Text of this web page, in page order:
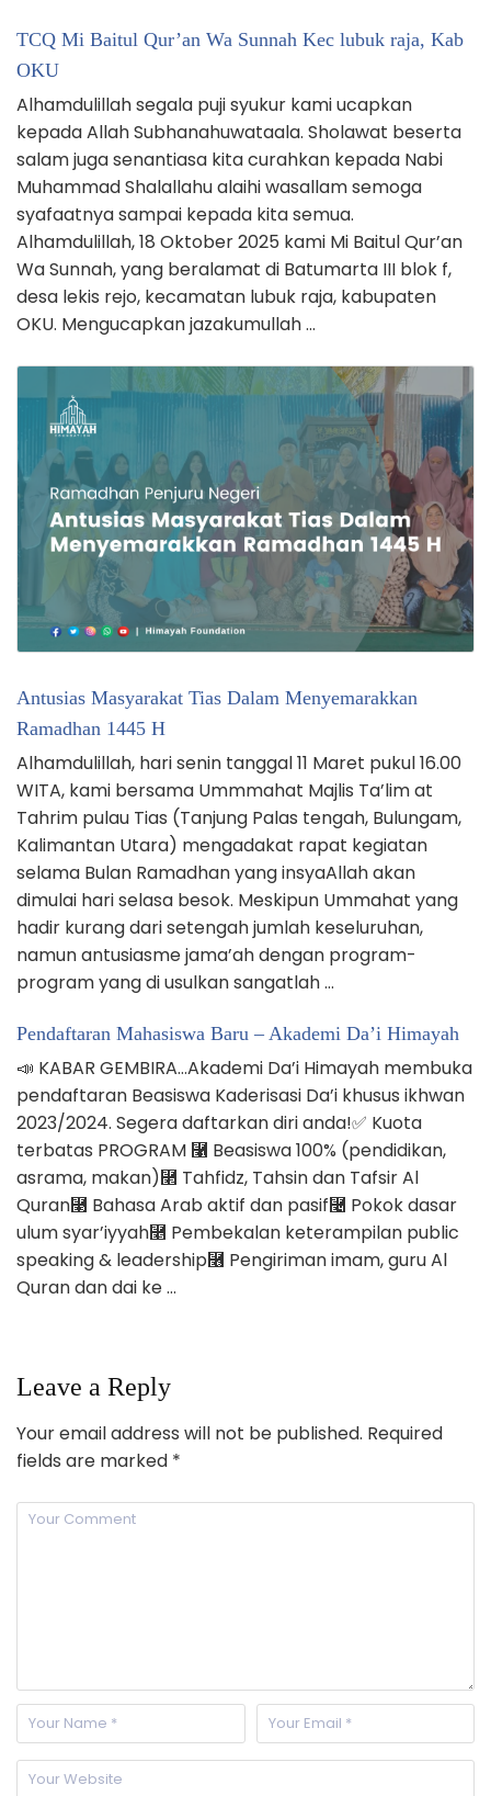
TCQ Mi Baitul Qur’an Wa Sunnah Kec lubuk raja, Kab
OKU
Alhamdulillah segala puji syukur kami ucapkan
kepada Allah Subhanahuwataala. Sholawat beserta
salam juga senantiasa kita curahkan kepada Nabi
Muhammad Shalallahu alaihi wasallam semoga
syafaatnya sampai kepada kita semua.
Alhamdulillah, 18 Oktober 2025 kami Mi Baitul Qur’an
Wa Sunnah, yang beralamat di Batumarta III blok f,
desa lekis rejo, kecamatan lubuk raja, kabupaten
OKU. Mengucapkan jazakumullah …
Antusias Masyarakat Tias Dalam Menyemarakkan
Ramadhan 1445 H
Alhamdulillah, hari senin tanggal 11 Maret pukul 16.00
WITA, kami bersama Ummmahat Majlis Ta’lim at
Tahrim pulau Tias (Tanjung Palas tengah, Bulungam,
Kalimantan Utara) mengadakat rapat kegiatan
selama Bulan Ramadhan yang insyaAllah akan
dimulai hari selasa besok. Meskipun Ummahat yang
hadir kurang dari setengah jumlah keseluruhan,
namun antusiasme jama’ah dengan program-
program yang di usulkan sangatlah …
Pendaftaran Mahasiswa Baru – Akademi Da’i Himayah
📣 KABAR GEMBIRA…Akademi Da’i Himayah membuka
pendaftaran Beasiswa Kaderisasi Da’i khusus ikhwan
2023/2024. Segera daftarkan diri anda!✅ Kuota
terbatas PROGRAM ⿡ Beasiswa 100% (pendidikan,
asrama, makan)⿢ Tahfidz, Tahsin dan Tafsir Al
Quran⿣ Bahasa Arab aktif dan pasif⿤ Pokok dasar
ulum syar’iyyah⿥ Pembekalan keterampilan public
speaking & leadership⿦ Pengiriman imam, guru Al
Quran dan dai ke …
Leave a Reply
Your email address will not be published. Required
fields are marked *